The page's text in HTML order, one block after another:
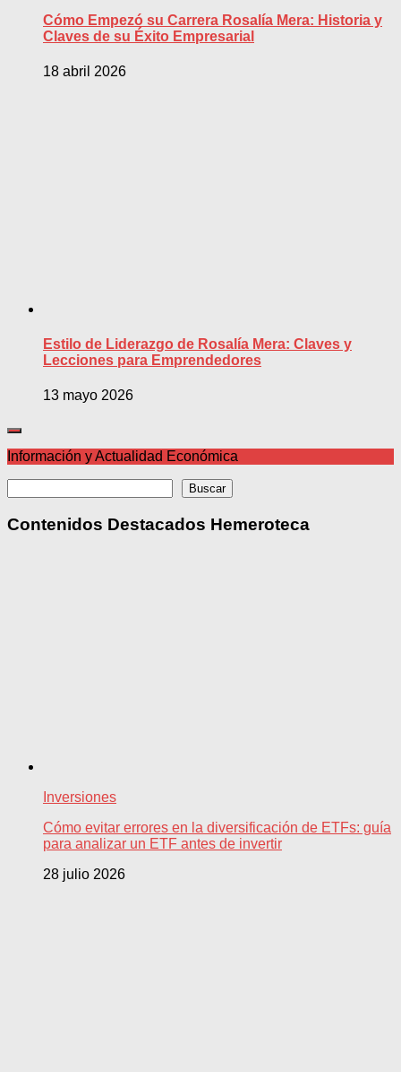
Cómo Empezó su Carrera Rosalía Mera: Historia y
Claves de su Éxito Empresarial
18 abril 2026
Estilo de Liderazgo de Rosalía Mera: Claves y
Lecciones para Emprendedores
13 mayo 2026
Información y Actualidad Económica
Buscar
Contenidos Destacados Hemeroteca
Inversiones
Cómo evitar errores en la diversificación de ETFs: guía
para analizar un ETF antes de invertir
28 julio 2026